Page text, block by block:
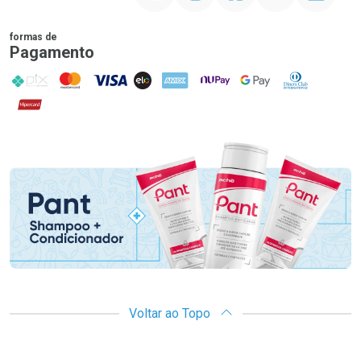
formas de
Pagamento
PIX MasterCard
VISA ELO AMEX NuPay Google PayDiners Club
Hipercard
Promoção em Destaque
Voltar ao Topo